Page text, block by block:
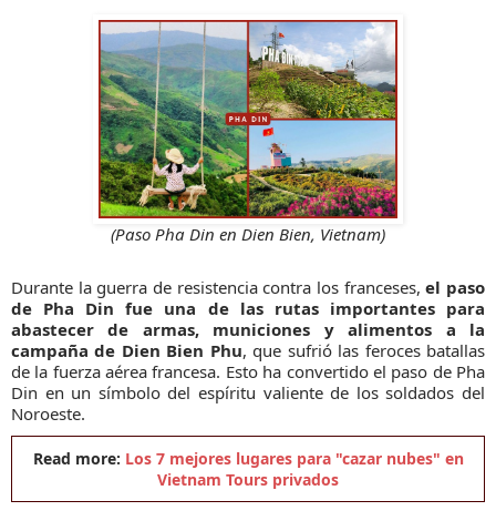
(Paso Pha Din en Dien Bien, Vietnam)
Durante la guerra de resistencia contra los franceses, el paso
de Pha Din fue una de las rutas importantes para
abastecer de armas, municiones y alimentos a la
campaña de Dien Bien Phu, que sufrió las feroces batallas
de la fuerza aérea francesa. Esto ha convertido el paso de Pha
Din en un símbolo del espíritu valiente de los soldados del
Noroeste.
Read more: Los 7 mejores lugares para "cazar nubes" en
Vietnam Tours privados